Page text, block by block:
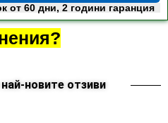
от 60 дни, 2 години гаранция
новите отзиви